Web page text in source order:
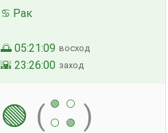
♋ Рак
🌅 05:21:09 восход
🌇 23:26:00 заход
🟢 ( 🟢
⚪
⚪
🟢 )